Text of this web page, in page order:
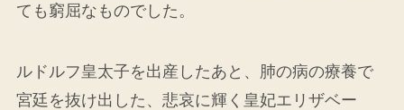
ても窮屈なものでした。
ルドルフ皇太子を出産したあと、肺の病の療養で
宮廷を抜け出した、悲哀に輝く皇妃エリザベー